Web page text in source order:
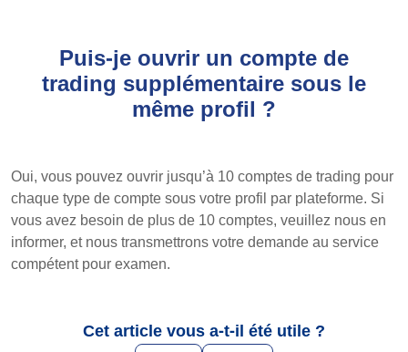
Puis-je ouvrir un compte de
trading supplémentaire sous le
même profil ?
Oui, vous pouvez ouvrir jusqu’à 10 comptes de trading pour
chaque type de compte sous votre profil par plateforme. Si
vous avez besoin de plus de 10 comptes, veuillez nous en
informer, et nous transmettrons votre demande au service
compétent pour examen.
Cet article vous a-t-il été utile ?